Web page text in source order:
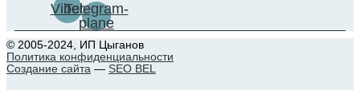
Viber
Telegram-
plane
© 2005-2024, ИП Цыганов
Политика конфиденциальности
Создание сайта — SEO BEL